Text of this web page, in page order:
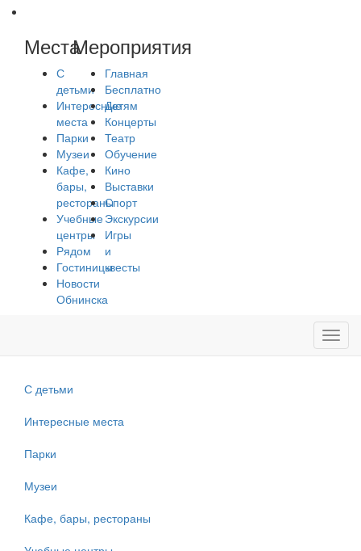
Места
С
детьми
Интересные
места
Парки
Музеи
Кафе,
бары,
рестораны
Учебные
центры
Рядом
Гостиницы
Новости
Обнинска
Мероприятия
Главная
Бесплатно
Детям
Концерты
Театр
Обучение
Кино
Выставки
Спорт
Экскурсии
Игры
и
квесты
С детьми
Интересные места
Парки
Музеи
Кафе, бары, рестораны